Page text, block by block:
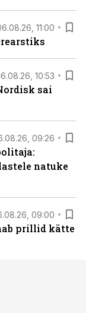
11:00
10:53
sai
09:26
natuke
09:00
prillid kätte